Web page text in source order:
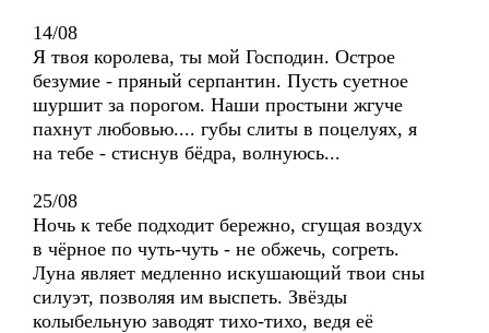
14/08
Я твоя королева, ты мой Господин. Острое
безумие - пряный серпантин. Пусть суетное
шуршит за порогом. Наши простыни жгуче
пахнут любовью.... губы слиты в поцелуях, я
на тебе - стиснув бёдра, волнуюсь...
25/08
Ночь к тебе подходит бережно, сгущая воздух
в чёрное по чуть-чуть - не обжечь, согреть.
Луна являет медленно искушающий твои сны
силуэт, позволяя им выспеть. Звёзды
колыбельную заводят тихо-тихо, ведя её